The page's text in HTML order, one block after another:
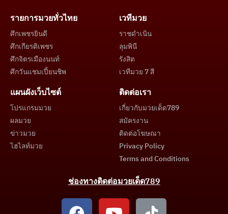
รายการมวยทั่วไทย
ศึกเพชรยินดี
ศึกเกียรติเพชร
ศึกจิตรเมืองนนท์
ศึกวันแชมเปี้ยนชิพ
เวทีมวย
ราชดำเนิน
ลุมพินี
รังสิต
เวทีมวย 7 สี
แผนผังเว็บไซต์
โปรแกรมมวย
ผลมวย
ข่าวมวย
ไฮไลท์มวย
ติดต่อเรา
เกี่ยวกับมวยเด็ด789
สมัครงาน
ติดต่อโฆษณา
Privacy Policy
Terms and Conditions
ช่องทางติดต่อมวยเด็ด789